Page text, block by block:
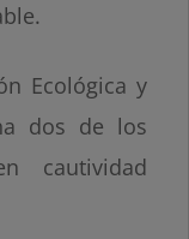
Ecológica y
dos de los
cautividad